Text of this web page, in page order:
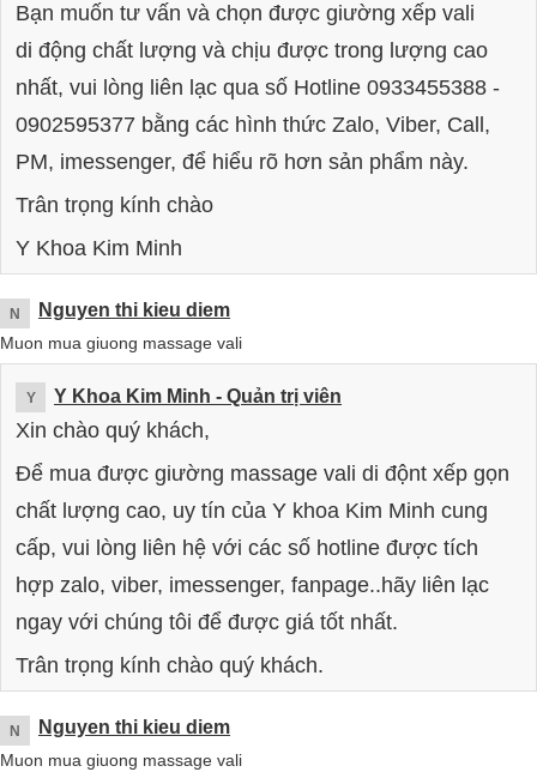
Bạn muốn tư vấn và chọn được giường xếp vali
di động chất lượng và chịu được trong lượng cao
nhất, vui lòng liên lạc qua số Hotline 0933455388 -
0902595377 bằng các hình thức Zalo, Viber, Call,
PM, imessenger, để hiểu rõ hơn sản phẩm này.
Trân trọng kính chào
Y Khoa Kim Minh
N Nguyen thi kieu diem
Muon mua giuong massage vali
Y Y Khoa Kim Minh - Quản trị viên
Xin chào quý khách,
Để mua được giường massage vali di độnt xếp gọn
chất lượng cao, uy tín của Y khoa Kim Minh cung
cấp, vui lòng liên hệ với các số hotline được tích
hợp zalo, viber, imessenger, fanpage..hãy liên lạc
ngay với chúng tôi để được giá tốt nhất.
Trân trọng kính chào quý khách.
N Nguyen thi kieu diem
Muon mua giuong massage vali